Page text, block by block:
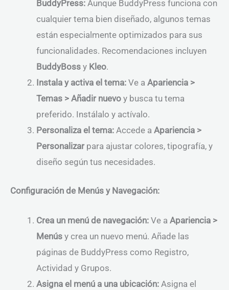
BuddyPress: Aunque BuddyPress funciona con
cualquier tema bien diseñado, algunos temas
están especialmente optimizados para sus
funcionalidades. Recomendaciones incluyen
BuddyBoss y Kleo.
Instala y activa el tema: Ve a Apariencia >
Temas > Añadir nuevo y busca tu tema
preferido. Instálalo y actívalo.
Personaliza el tema: Accede a Apariencia >
Personalizarpara ajustar colores, tipografía, y
diseño según tus necesidades.
Configuración de Menús y Navegación:
Crea un menú de navegación: Ve a Apariencia >
Menús y crea un nuevo menú. Añade las
páginas de BuddyPress como Registro,
Actividad y Grupos.
Asigna el menú a una ubicación: Asigna el